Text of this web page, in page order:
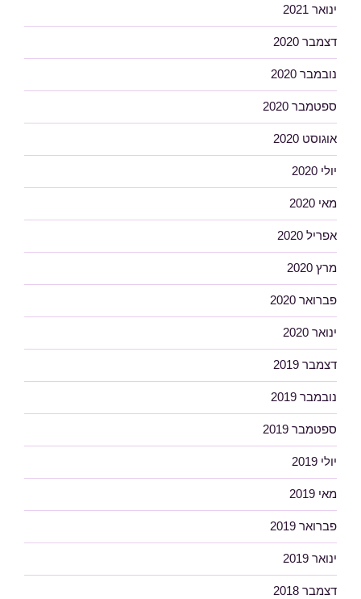
ינואר 2021
דצמבר 2020
נובמבר 2020
ספטמבר 2020
אוגוסט 2020
יולי 2020
מאי 2020
אפריל 2020
מרץ 2020
פברואר 2020
ינואר 2020
דצמבר 2019
נובמבר 2019
ספטמבר 2019
יולי 2019
מאי 2019
פברואר 2019
ינואר 2019
דצמבר 2018